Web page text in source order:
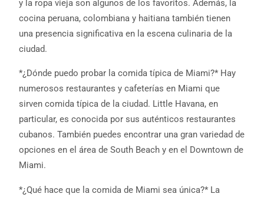
y la ropa vieja son algunos de los favoritos. Además, la
cocina peruana, colombiana y haitiana también tienen
una presencia significativa en la escena culinaria de la
ciudad.
*¿Dónde puedo probar la comida típica de Miami?* Hay
numerosos restaurantes y cafeterías en Miami que
sirven comida típica de la ciudad. Little Havana, en
particular, es conocida por sus auténticos restaurantes
cubanos. También puedes encontrar una gran variedad de
opciones en el área de South Beach y en el Downtown de
Miami.
*¿Qué hace que la comida de Miami sea única?* La